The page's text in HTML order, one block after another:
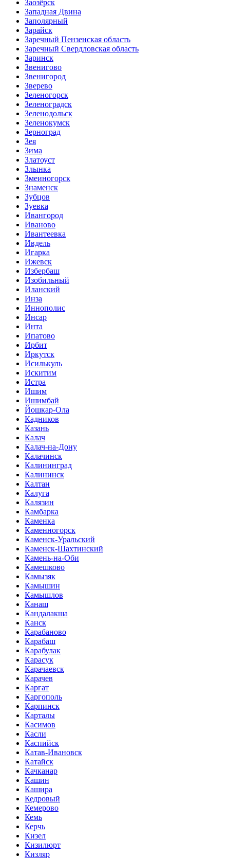
Заозёрск
Западная Двина
Заполярный
Зарайск
Заречный Пензенская область
Заречный Свердловская область
Заринск
Звенигово
Звенигород
Зверево
Зеленогорск
Зеленоградск
Зеленодольск
Зеленокумск
Зерноград
Зея
Зима
Златоуст
Злынка
Змеиногорск
Знаменск
Зубцов
Зуевка
Ивангород
Иваново
Ивантеевка
Ивдель
Игарка
Ижевск
Избербаш
Изобильный
Иланский
Инза
Иннополис
Инсар
Инта
Ипатово
Ирбит
Иркутск
Исилькуль
Искитим
Истра
Ишим
Ишимбай
Йошкар-Ола
Кадников
Казань
Калач
Калач-на-Дону
Калачинск
Калининград
Калининск
Калтан
Калуга
Калязин
Камбарка
Каменка
Каменногорск
Каменск-Уральский
Каменск-Шахтинский
Камень-на-Оби
Камешково
Камызяк
Камышин
Камышлов
Канаш
Кандалакша
Канск
Карабаново
Карабаш
Карабулак
Карасук
Карачаевск
Карачев
Каргат
Каргополь
Карпинск
Карталы
Касимов
Касли
Каспийск
Катав-Ивановск
Катайск
Качканар
Кашин
Кашира
Кедровый
Кемерово
Кемь
Керчь
Кизел
Кизилюрт
Кизляр